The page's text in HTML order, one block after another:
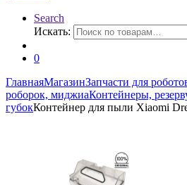
Search
Искать:
0
ГлавнаяМагазинЗапчасти для
роборок, миджиаКонтейнеры,
губокКонтейнер для пыли Xiaomi